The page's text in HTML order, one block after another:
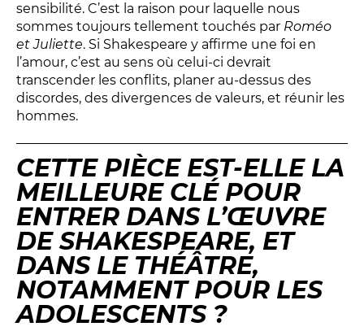
sensibilité. C’est la raison pour laquelle nous
sommes toujours tellement touchés par Roméo
et Juliette. Si Shakespeare y affirme une foi en
l’amour, c’est au sens où celui-ci devrait
transcender les conflits, planer au-dessus des
discordes, des divergences de valeurs, et réunir les
hommes.
CETTE PIÈCE EST-ELLE LA
MEILLEURE CLÉ POUR
ENTRER DANS L’ŒUVRE
DE SHAKESPEARE, ET
DANS LE THÉÂTRE,
NOTAMMENT POUR LES
ADOLESCENTS ?